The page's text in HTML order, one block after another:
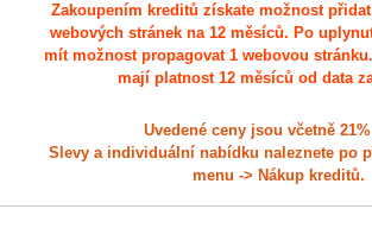
Zakoupením kreditů získate možnost
webových stránek na 12 měsíců. Po
mít možnost propagovat 1 webovou
mají platnost 12 měsíců od data
Uvedené ceny jsou včetně 21%
Slevy a individuální nabídku naleznete po
menu -> Nákup kreditů.